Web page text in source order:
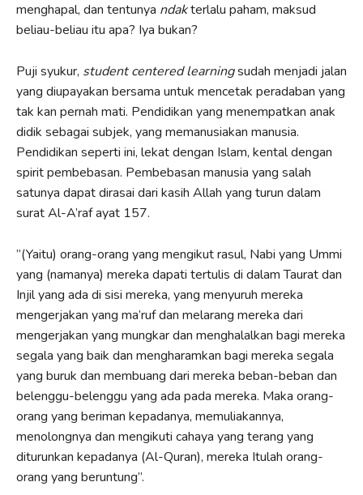
menghapal, dan tentunya ndakterlalu paham, maksud
beliau-beliau itu apa? Iya bukan?
Puji syukur, student centered learningsudah menjadi jalan
yang diupayakan bersama untuk mencetak peradaban yang
tak kan pernah mati. Pendidikan yang menempatkan anak
didik sebagai subjek, yang memanusiakan manusia.
Pendidikan seperti ini, lekat dengan Islam, kental dengan
spirit pembebasan. Pembebasan manusia yang salah
satunya dapat dirasai dari kasih Allah yang turun dalam
surat Al-A’raf ayat 157.
”(Yaitu) orang-orang yang mengikut rasul, Nabi yang Ummi
yang (namanya) mereka dapati tertulis di dalam Taurat dan
Injil yang ada di sisi mereka, yang menyuruh mereka
mengerjakan yang ma’ruf dan melarang mereka dari
mengerjakan yang mungkar dan menghalalkan bagi mereka
segala yang baik dan mengharamkan bagi mereka segala
yang buruk dan membuang dari mereka beban-beban dan
belenggu-belenggu yang ada pada mereka. Maka orang-
orang yang beriman kepadanya, memuliakannya,
menolongnya dan mengikuti cahaya yang terang yang
diturunkan kepadanya (Al-Quran), mereka Itulah orang-
orang yang beruntung”.